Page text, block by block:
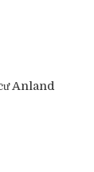
Anland